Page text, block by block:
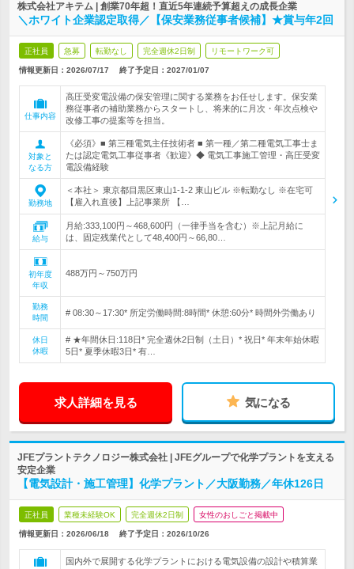
株式会社アキテム | 創業70年超！直近5年連続予算超えの成長企業
＼ホワイト企業認定取得／【保安業務従事者候補】★賞与年2回
正社員 急募 転勤なし 完全週休2日制 リモートワーク可
情報更新日：2026/07/17 終了予定日： 2027/01/07
仕事内容
高圧受変電設備の保安管理に関する業務をお任せします。保安業
務従事者の補助業務からスタートし、将来的に月次・年次点検や
改修工事の提案等を担当。
対象と
なる方
《必須》■ 第三種電気主任技術者 ■ 第一種／第二種電気工事士ま
たは認定電気工事従事者《歓迎》◆ 電気工事施工管理・高圧受変
電設備経験
勤務地
＜本社＞ 東京都目黒区東山1-1-2 東山ビル ※転勤なし ※在宅可
【雇入れ直後】上記事業所 【…
給与
月給:333,100円～468,600円（一律手当を含む）※上記月給に
は、固定残業代として48,400円～66,80…
初年度
年収
488万円～750万円
勤務
時間
# 08:30～17:30* 所定労働時間:8時間* 休憩:60分* 時間外労働あり
休日
休暇
# ★年間休日:118日* 完全週休2日制（土日）* 祝日* 年末年始休暇
5日* 夏季休暇3日* 有…
求人詳細を見る 気になる
JFEプラントテクノロジー株式会社 | JFEグループで化学プラントを支える
安定企業
【電気設計・施工管理】化学プラント／大阪勤務／年休126日
正社員 業種未経験OK 完全週休2日制 女性のおしごと掲載中
情報更新日：2026/06/18 終了予定日： 2026/10/26
国内外で展開する化学プラントにおける電気設備の設計や積算業